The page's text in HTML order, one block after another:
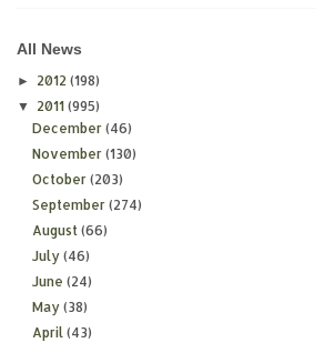
All News
► 2012 (198)
▼ 2011 (995)
December (46)
November (130)
October (203)
September (274)
August (66)
July (46)
June (24)
May (38)
April (43)